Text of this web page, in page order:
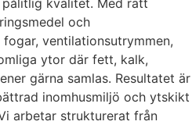
kvalitet. Med rätt
och
ventilationsutrymmen,
ytor där fett, kalk,
gärna samlas. Resultatet är
inomhusmiljö och ytskikt
arbetar strukturerat från